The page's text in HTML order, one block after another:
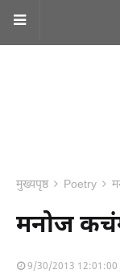
मुख्यपृष्ठ Poetry
मनोज
9/30/2013 12:01:00